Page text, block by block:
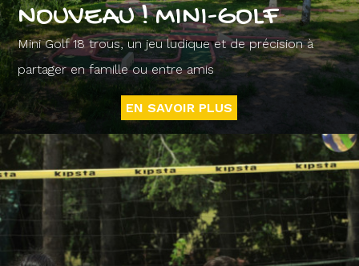
NOUVEAU ! MINI-GOLF
Mini Golf 18 trous, un jeu ludique et de précision à
partager en famille ou entre amis
EN SAVOIR PLUS